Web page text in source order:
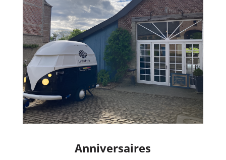
Anniversaires